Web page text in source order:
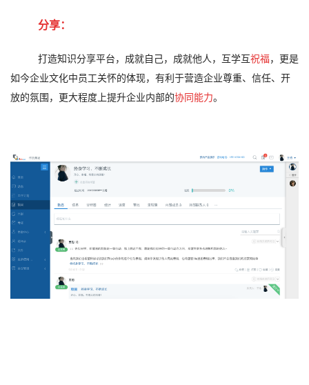
分享：
打造知识分享平台，成就自己，成就他人，互学互祝福，更是
如今企业文化中员工关怀的体现，有利于营造企业尊重、信任、开
放的氛围，更大程度上提升企业内部的协同能力。